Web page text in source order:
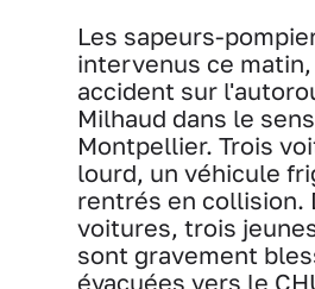
Les sapeurs-
intervenus ce
accident sur
Milhaud dans le
Montpellier. Trois
lourd, un véhicule
rentrés en collision.
voitures, trois
sont gravement
évacuées vers le